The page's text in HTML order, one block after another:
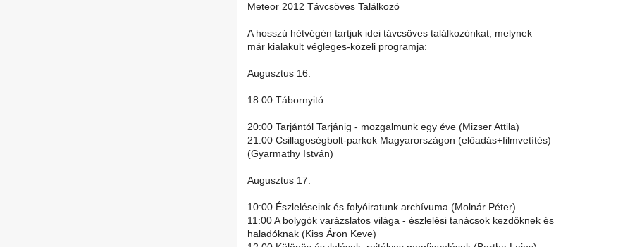
Meteor 2012 Távcsöves Találkozó
A hosszú hétvégén tartjuk idei távcsöves találkozónkat, melynek
már kialakult végleges-közeli programja:
Augusztus 16.
18:00 Tábornyitó
20:00 Tarjántól Tarjánig - mozgalmunk egy éve (Mizser Attila)
21:00 Csillagoségbolt-parkok Magyarországon (előadás+filmvetítés)
(Gyarmathy István)
Augusztus 17.
10:00 Észleléseink és folyóiratunk archívuma (Molnár Péter)
11:00 A bolygók varázslatos világa - észlelési tanácsok kezdőknek és
haladóknak (Kiss Áron Keve)